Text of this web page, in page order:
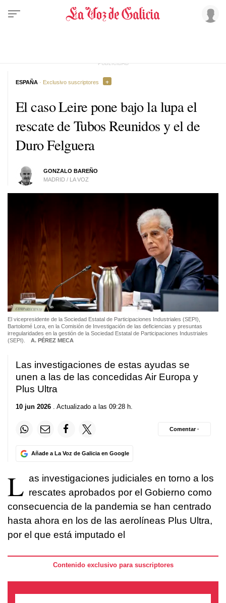
El caso Leire pone bajo la lupa el
rescate de Tubos Reunidos y el de
Duro Felguera
GONZALO BAREÑO
MADRID / LA VOZ
ESPAÑA · Exclusivo suscriptores
El vicepresidente de la Sociedad Estatal de Participaciones Industriales (SEPI),
Bartolomé Lora, en la Comisión de Investigación de las deficiencias y presuntas
irregularidades en la gestión de la Sociedad Estatal de Participaciones Industriales
(SEPI).
A. PÉREZ MECA
Las investigaciones de estas ayudas se
unen a las de las concedidas Air Europa y
Plus Ultra
10 jun 2026 . Actualizado a las 09:28 h.
Añade a La Voz de Galicia en Google
Comentar ·
L as investigaciones judiciales en torno a los
rescates aprobados por el Gobierno como
consecuencia de la pandemia se han centrado
hasta ahora en los de las aerolíneas Plus Ultra,
por el que está imputado el
Contenido exclusivo para suscriptores